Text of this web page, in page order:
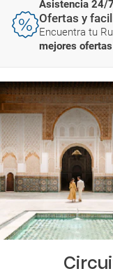
Asistencia 24/
Ofertas y
Encuentra tu
mejores